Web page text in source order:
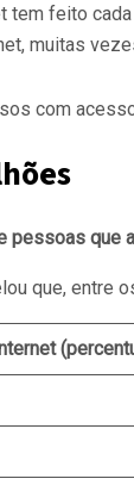
tem feito
muitas
com
pessoas que
que, entre